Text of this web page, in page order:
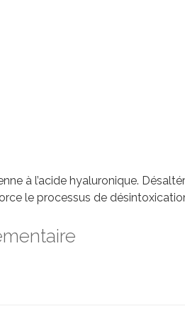
à l’acide hyaluronique.
le processus de